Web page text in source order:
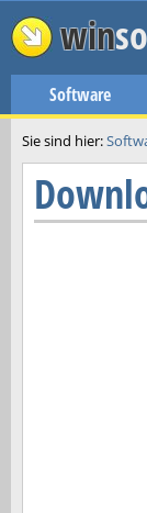
win
Software
Sie sind hier: